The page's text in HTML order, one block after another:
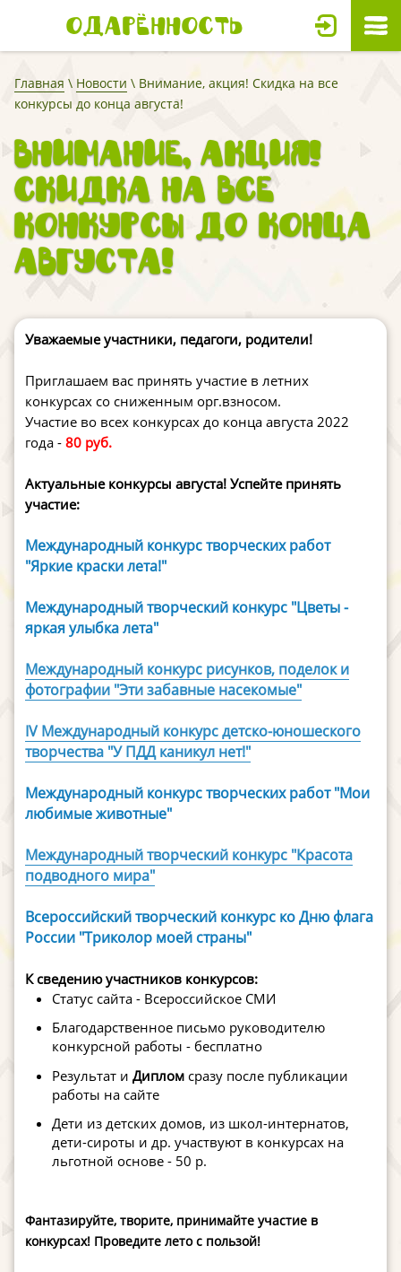
Одарённость
Главная \ Новости \ Внимание, акция! Скидка на все
конкурсы до конца августа!
Внимание, акция!
Скидка на все
конкурсы до конца
августа!
Уважаемые участники, педагоги, родители!
Приглашаем вас принять участие в летних
конкурсах со сниженным орг.взносом.
Участие во всех конкурсах до конца августа 2022
года - 80 руб.
Актуальные конкурсы августа! Успейте принять
участие:
Международный конкурс творческих работ
"Яркие краски лета!"
Международный творческий конкурс "Цветы -
яркая улыбка лета"
Международный конкурс рисунков, поделок и
фотографии "Эти забавные насекомые"
IV Международный конкурс детско-юношеского
творчества "У ПДД каникул нет!"
Международный конкурс творческих работ "Мои
любимые животные"
Международный творческий конкурс "Красота
подводного мира"
Всероссийский творческий конкурс ко Дню флага
России "Триколор моей страны"
К сведению участников конкурсов:
Статус сайта - Всероссийское СМИ
Благодарственное письмо руководителю
конкурсной работы - бесплатно
Результат и Диплом сразу после публикации
работы на сайте
Дети из детских домов, из школ-интернатов,
дети-сироты и др. участвуют в конкурсах на
льготной основе - 50 р.
Фантазируйте, творите, принимайте участие в
конкурсах! Проведите лето с пользой!